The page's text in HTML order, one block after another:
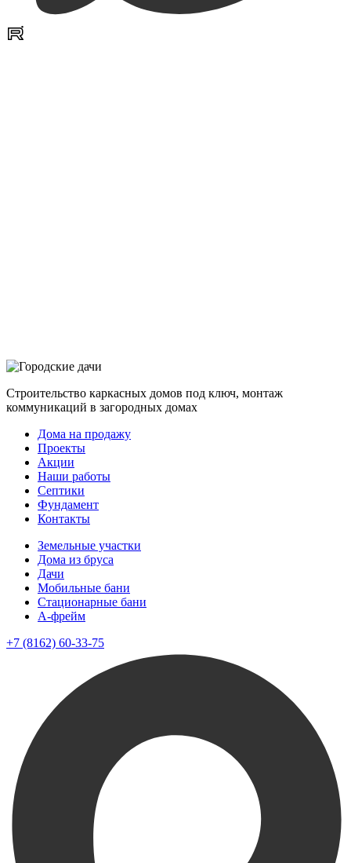
Строительство каркасных домов под ключ, монтаж
коммуникаций в загородных домах
Дома на продажу
Проекты
Акции
Наши работы
Септики
Фундамент
Контакты
Земельные участки
Дома из бруса
Дачи
Мобильные бани
Стационарные бани
A-фрейм
+7 (8162) 60-33-75